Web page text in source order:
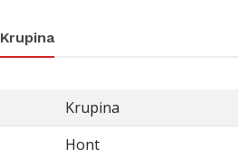
Krupina
Hont